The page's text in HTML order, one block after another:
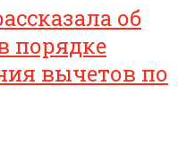
об
порядке
вычетов по